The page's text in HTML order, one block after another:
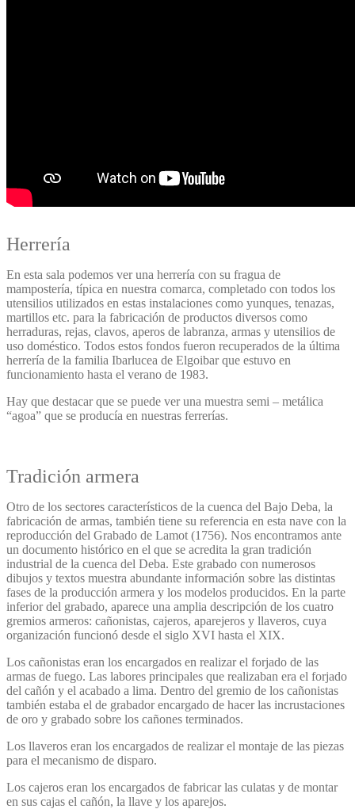
Herrería
En esta sala podemos ver una herrería con su fragua de
mampostería, típica en nuestra comarca, completado con todos los
utensilios utilizados en estas instalaciones como yunques, tenazas,
martillos etc. para la fabricación de productos diversos como
herraduras, rejas, clavos, aperos de labranza, armas y utensilios de
uso doméstico. Todos estos fondos fueron recuperados de la última
herrería de la familia Ibarlucea de Elgoibar que estuvo en
funcionamiento hasta el verano de 1983.
Hay que destacar que se puede ver una muestra semi – metálica
“agoa” que se producía en nuestras ferrerías.
Tradición armera
Otro de los sectores característicos de la cuenca del Bajo Deba, la
fabricación de armas, también tiene su referencia en esta nave con la
reproducción del Grabado de Lamot (1756). Nos encontramos ante
un documento histórico en el que se acredita la gran tradición
industrial de la cuenca del Deba. Este grabado con numerosos
dibujos y textos muestra abundante información sobre las distintas
fases de la producción armera y los modelos producidos. En la parte
inferior del grabado, aparece una amplia descripción de los cuatro
gremios armeros: cañonistas, cajeros, aparejeros y llaveros, cuya
organización funcionó desde el siglo XVI hasta el XIX.
Los cañonistas eran los encargados en realizar el forjado de las
armas de fuego. Las labores principales que realizaban era el forjado
del cañón y el acabado a lima. Dentro del gremio de los cañonistas
también estaba el de grabador encargado de hacer las incrustaciones
de oro y grabado sobre los cañones terminados.
Los llaveros eran los encargados de realizar el montaje de las piezas
para el mecanismo de disparo.
Los cajeros eran los encargados de fabricar las culatas y de montar
en sus cajas el cañón, la llave y los aparejos.